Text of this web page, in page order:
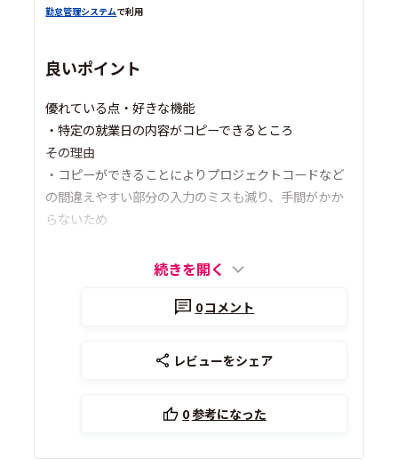
勤怠管理システムで利用
良いポイント
優れている点・好きな機能
・特定の就業日の内容がコピーできるところ
その理由
・コピーができることによりプロジェクトコードなど
の間違えやすい部分の入力のミスも減り、手間がかか
らないため
続きを開く
0コメント
レビューをシェア
0参考になった